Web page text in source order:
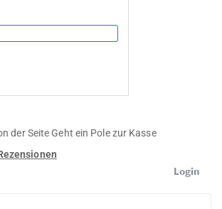
der Seite Geht ein Pole zur Kasse
Login